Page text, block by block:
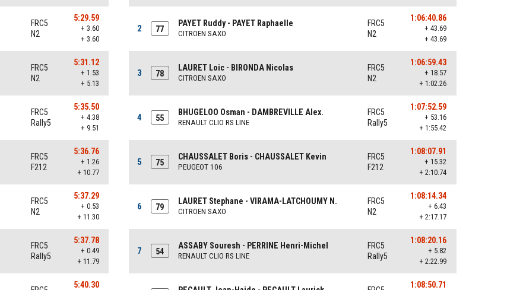
FRC5
N2
5:29.59
+ 3.60
+ 3.60
FRC5
N2
5:31.12
+ 1.53
+ 5.13
FRC5
Rally5
5:35.50
+ 4.38
+ 9.51
FRC5
F212
5:36.76
+ 1.26
+ 10.77
FRC5
N2
5:37.29
+ 0.53
+ 11.30
FRC5
Rally5
5:37.78
+ 0.49
+ 11.79
5:40.30
2 77
PAYET Ruddy - PAYET Raphaelle
CITROEN SAXO
FRC5
N2
1:06:40.86
+ 43.69
+ 43.69
3 78
LAURET Loic - BIRONDA Nicolas
CITROEN SAXO
FRC5
N2
1:06:59.43
+ 18.57
+ 1:02.26
4 55
BHUGELOO Osman - DAMBREVILLE Alex.
RENAULT CLIO RS LINE
FRC5
Rally5
1:07:52.59
+ 53.16
+ 1:55.42
5 75
CHAUSSALET Boris - CHAUSSALET Kevin
PEUGEOT 106
FRC5
F212
1:08:07.91
+ 15.32
+ 2:10.74
6 79
LAURET Stephane - VIRAMA-LATCHOUMY N.
CITROEN SAXO
FRC5
N2
1:08:14.34
+ 6.43
+ 2:17.17
7 54
ASSABY Souresh - PERRINE Henri-Michel
RENAULT CLIO RS LINE
FRC5
Rally5
1:08:20.16
+ 5.82
+ 2:22.99
1:08:50.71